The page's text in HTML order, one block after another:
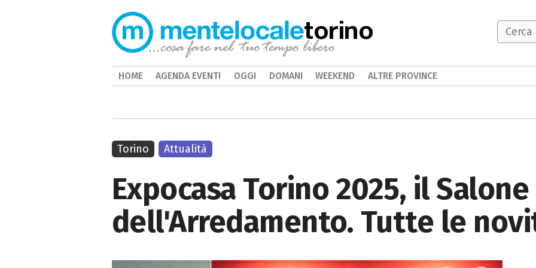
Expocasa Torino 2025, il Salone
dell'Arredamento. Tutte le
Torino Attualità
torino
HOME AGENDA EVENTI OGGI DOMANI WEEKEND ALTRE PROVINCE